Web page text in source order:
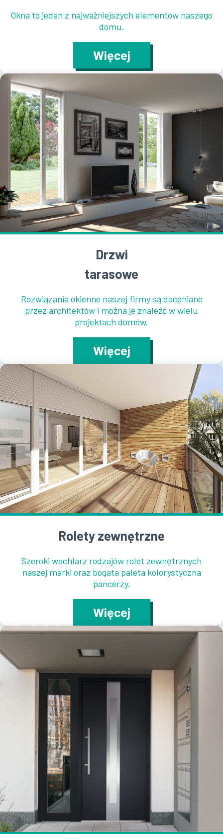
Okna to jeden z najważniejszych elementów naszego
domu.
Więcej
Drzwi
tarasowe
Rozwiązania okienne naszej firmy są doceniane
przez architektów i można je znaleźć w wielu
projektach domów.
Więcej
Rolety zewnętrzne
Szeroki wachlarz rodzajów rolet zewnętrznych
naszej marki oraz bogata paleta kolorystyczna
pancerzy.
Więcej